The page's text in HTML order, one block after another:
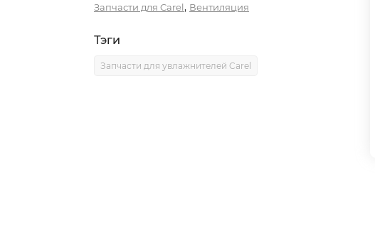
Запчасти для Carel, Вентиляция
Тэги
Запчасти для увлажнителей Carel